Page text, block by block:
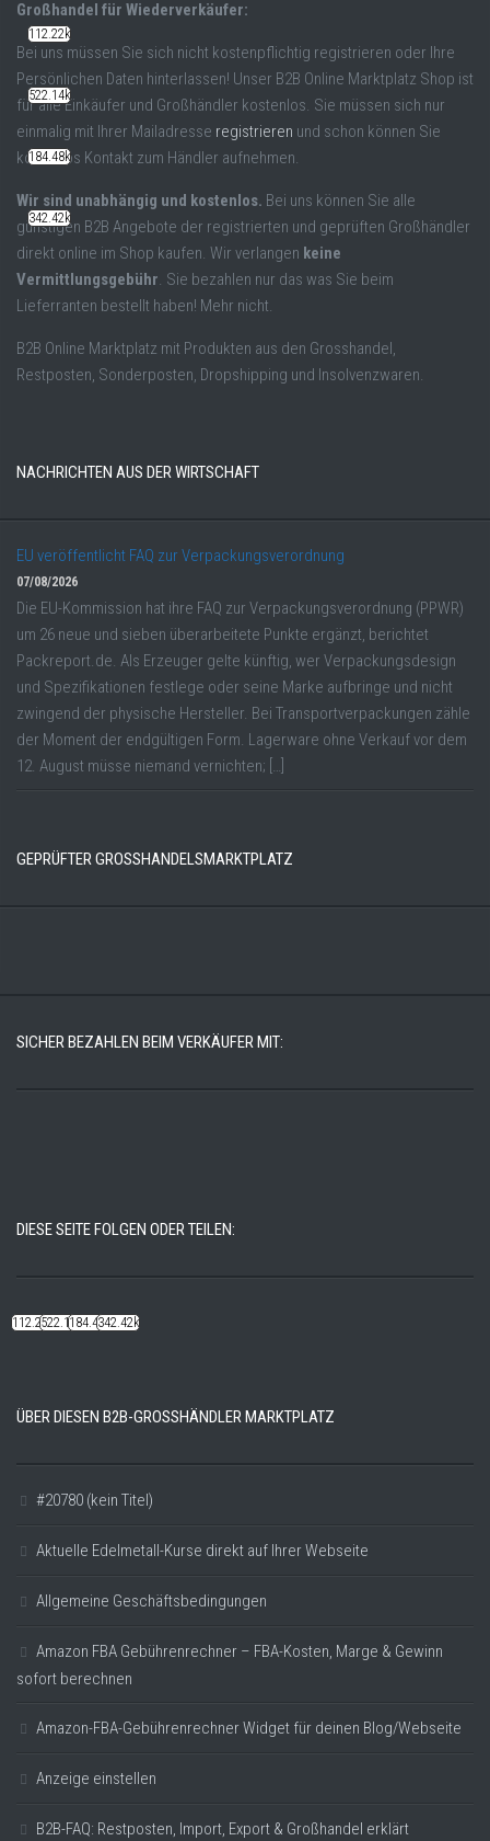
Großhandel für Wiederverkäufer:
Bei uns müssen Sie sich nicht kostenpflichtig registrieren oder Ihre
Persönlichen Daten hinterlassen! Unser B2B Online Marktplatz Shop ist
für alle Einkäufer und Großhändler kostenlos. Sie müssen sich nur
einmalig mit Ihrer Mailadresse registrieren und schon können Sie
kostenlos Kontakt zum Händler aufnehmen.
Wir sind unabhängig und kostenlos. Bei uns können Sie alle
günstigen B2B Angebote der registrierten und geprüften Großhändler
direkt online im Shop kaufen. Wir verlangen keine
Vermittlungsgebühr. Sie bezahlen nur das was Sie beim
Lieferranten bestellt haben! Mehr nicht.
B2B Online Marktplatz mit Produkten aus den Grosshandel,
Restposten, Sonderposten, Dropshipping und Insolvenzwaren.
NACHRICHTEN AUS DER WIRTSCHAFT
EU veröffentlicht FAQ zur Verpackungsverordnung
07/08/2026
Die EU-Kommission hat ihre FAQ zur Verpackungsverordnung (PPWR)
um 26 neue und sieben überarbeitete Punkte ergänzt, berichtet
Packreport.de. Als Erzeuger gelte künftig, wer Verpackungsdesign
und Spezifikationen festlege oder seine Marke aufbringe und nicht
zwingend der physische Hersteller. Bei Transportverpackungen zähle
der Moment der endgültigen Form. Lagerware ohne Verkauf vor dem
12. August müsse niemand vernichten; […]
GEPRÜFTER GROSSHANDELSMARKTPLATZ
SICHER BEZAHLEN BEIM VERKÄUFER MIT:
DIESE SEITE FOLGEN ODER TEILEN:
112.22k522.14k184.48k342.42k
ÜBER DIESEN B2B-GROSSHÄNDLER MARKTPLATZ
#20780 (kein Titel)
Aktuelle Edelmetall-Kurse direkt auf Ihrer Webseite
Allgemeine Geschäftsbedingungen
Amazon FBA Gebührenrechner – FBA-Kosten, Marge & Gewinn
sofort berechnen
Amazon-FBA-Gebührenrechner Widget für deinen Blog/Webseite
Anzeige einstellen
B2B-FAQ: Restposten, Import, Export & Großhandel erklärt
112.22k
522.14k
184.48k
342.42k